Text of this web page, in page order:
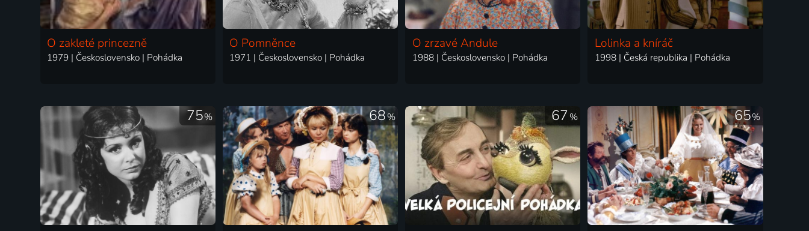
O zakleté princezně
1979 | Československo | Pohádka
O Pomněnce
1971 | Československo | Pohádka
O zrzavé Andule
1988 | Československo | Pohádka
Lolinka a kníráč
1998 | Česká republika | Pohádka
75% 68% 67% 65%